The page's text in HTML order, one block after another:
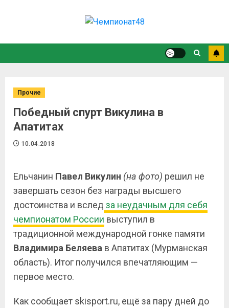
Прочие
Победный спурт Викулина в
Апатитах
10.04.2018
Ельчанин Павел Викулин (на фото) решил не
завершать сезон без награды высшего
достоинства и вслед за неудачным для себя
чемпионатом России выступил в
традиционной международной гонке памяти
Владимира Беляева в Апатитах (Мурманская
область). Итог получился впечатляющим —
первое место.
Как сообщает skisport.ru, ещё за пару дней до